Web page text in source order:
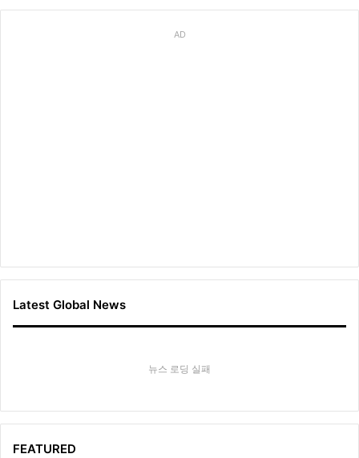
AD
Latest Global News
뉴스 로딩 실패
FEATURED